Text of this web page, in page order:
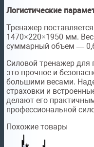
Логистические
Тренажер
1470×220×1950 мм.
суммарный объем —
Силовой тренажер для
это прочное и
большими весами.
страховки и
делают его
профессиональной
Похожие товары